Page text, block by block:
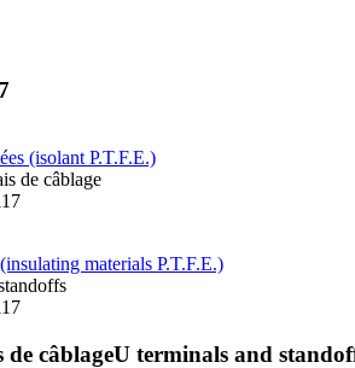
(isolant P.T.F.E.)
de câblage
materials P.T.F.E.)
de câblageU terminals and